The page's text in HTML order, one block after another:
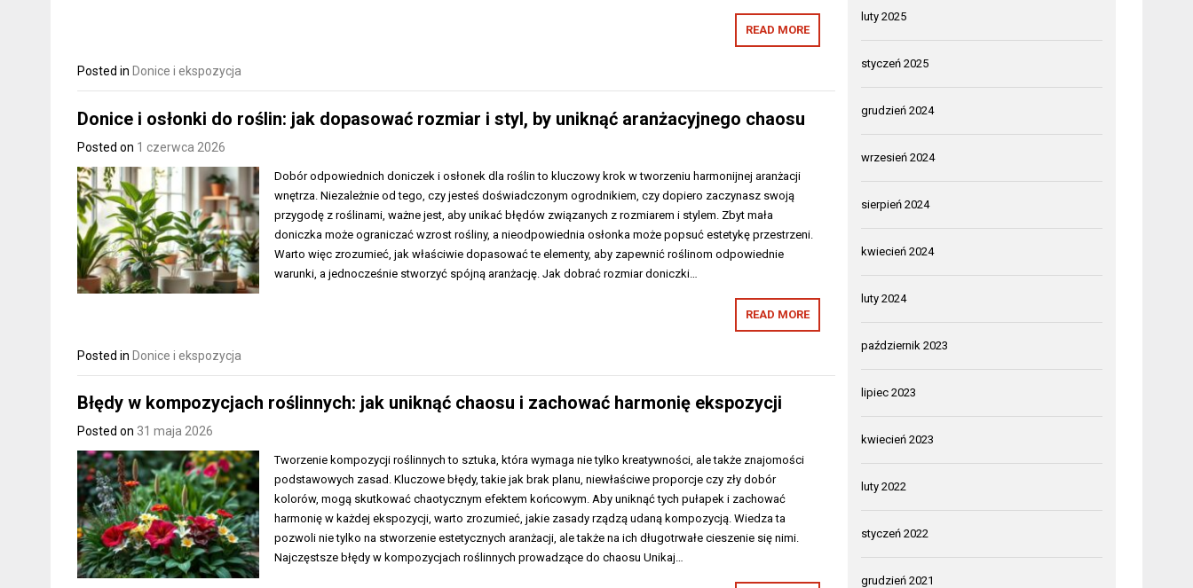
READ MORE
Posted in Donice i ekspozycja
Donice i osłonki do roślin: jak dopasować rozmiar i styl, by uniknąć aranżacyjnego chaosu
Posted on 1 czerwca 2026
Dobór odpowiednich doniczek i osłonek dla roślin to kluczowy krok w tworzeniu harmonijnej aranżacji
wnętrza. Niezależnie od tego, czy jesteś doświadczonym ogrodnikiem, czy dopiero zaczynasz swoją
przygodę z roślinami, ważne jest, aby unikać błędów związanych z rozmiarem i stylem. Zbyt mała
doniczka może ograniczać wzrost rośliny, a nieodpowiednia osłonka może popsuć estetykę przestrzeni.
Warto więc zrozumieć, jak właściwie dopasować te elementy, aby zapewnić roślinom odpowiednie
warunki, a jednocześnie stworzyć spójną aranżację. Jak dobrać rozmiar doniczki…
READ MORE
Posted in Donice i ekspozycja
Błędy w kompozycjach roślinnych: jak uniknąć chaosu i zachować harmonię ekspozycji
Posted on 31 maja 2026
Tworzenie kompozycji roślinnych to sztuka, która wymaga nie tylko kreatywności, ale także znajomości
podstawowych zasad. Kluczowe błędy, takie jak brak planu, niewłaściwe proporcje czy zły dobór
kolorów, mogą skutkować chaotycznym efektem końcowym. Aby uniknąć tych pułapek i zachować
harmonię w każdej ekspozycji, warto zrozumieć, jakie zasady rządzą udaną kompozycją. Wiedza ta
pozwoli nie tylko na stworzenie estetycznych aranżacji, ale także na ich długotrwałe cieszenie się nimi.
Najczęstsze błędy w kompozycjach roślinnych prowadzące do chaosu Unikaj…
luty 2025
styczeń 2025
grudzień 2024
wrzesień 2024
sierpień 2024
kwiecień 2024
luty 2024
październik 2023
lipiec 2023
kwiecień 2023
luty 2022
styczeń 2022
grudzień 2021